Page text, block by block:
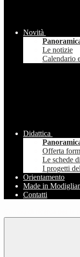
Novità
Le notizie
Calendario
Didattica
Offerta
Le schede
I progetti
Orientamento
Made in
Contatti